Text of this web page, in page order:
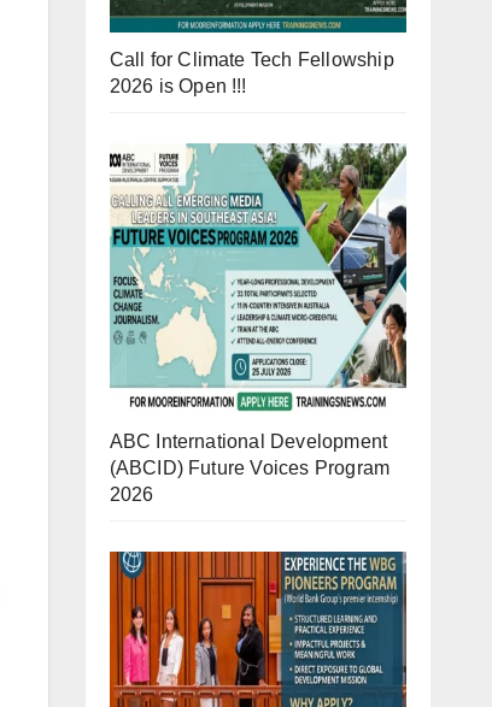
Call for Climate Tech Fellowship
2026 is Open !!!
ABC International Development
(ABCID) Future Voices Program
2026